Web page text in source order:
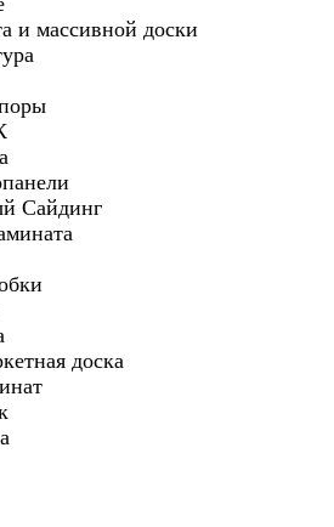
и массивной доски
Сайдинг
доска